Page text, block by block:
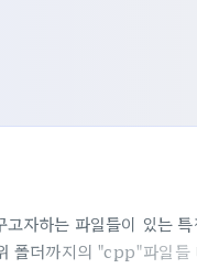
자하는 파일들이 있는
폴더까지의 "cpp"파일들